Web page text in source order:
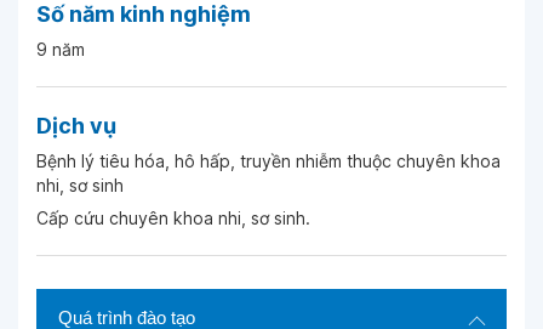
Số năm kinh nghiệm
9 năm
Dịch vụ
Bệnh lý tiêu hóa, hô hấp, truyền nhiễm thuộc chuyên khoa
nhi, sơ sinh
Cấp cứu chuyên khoa nhi, sơ sinh.
Quá trình đào tạo
Ngày 05-05-2026
Ngày 05-05-2026
BS Hà thăm khám rất chi tiết tỉ mỉ, nhẹ nhàng và
thuyết phục, KH cảm thấy an tâm khi cho con